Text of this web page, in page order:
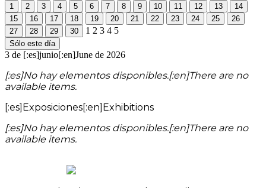
1 2 3 4 5 6 7 8 9 10 11 12 13
14
15
16 17 18 19 20 21 22 23 24 25
26
27
28 29 30 1 2 3 4 5
Sólo este día
3 de [:es]junio[:en]June de 2026
[:es]No hay elementos disponibles.[:en]There are no
available items.
[:es]Exposiciones[:en]Exhibitions
[:es]No hay elementos disponibles.[:en]There are no
available items.